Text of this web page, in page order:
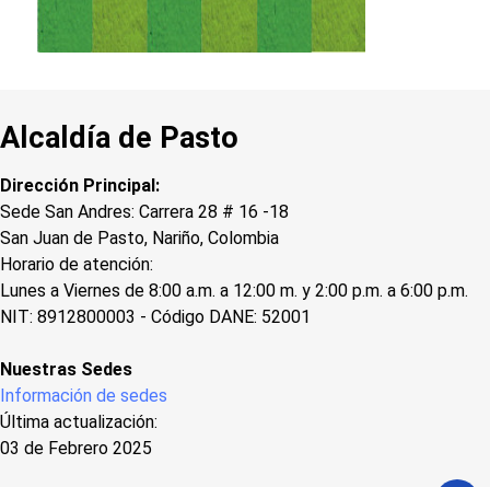
Alcaldía de Pasto
Dirección Principal:
Sede San Andres: Carrera 28 # 16 -18
San Juan de Pasto, Nariño, Colombia
Horario de atención:
Lunes a Viernes de 8:00 a.m. a 12:00 m. y 2:00 p.m. a 6:00 p.m.
NIT: 8912800003 - Código DANE: 52001
Nuestras Sedes
Información de sedes
Última actualización:
03 de Febrero 2025